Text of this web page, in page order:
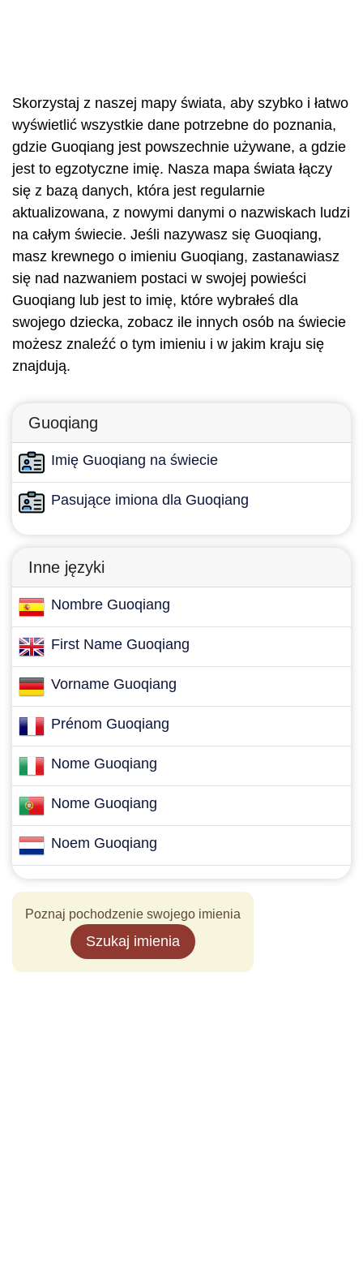
Skorzystaj z naszej mapy świata, aby szybko i łatwo
wyświetlić wszystkie dane potrzebne do poznania,
gdzie Guoqiang jest powszechnie używane, a gdzie
jest to egzotyczne imię. Nasza mapa świata łączy
się z bazą danych, która jest regularnie
aktualizowana, z nowymi danymi o nazwiskach ludzi
na całym świecie. Jeśli nazywasz się Guoqiang,
masz krewnego o imieniu Guoqiang, zastanawiasz
się nad nazwaniem postaci w swojej powieści
Guoqiang lub jest to imię, które wybrałeś dla
swojego dziecka, zobacz ile innych osób na świecie
możesz znaleźć o tym imieniu i w jakim kraju się
znajdują.
Guoqiang
Imię Guoqiang na świecie
Pasujące imiona dla Guoqiang
Inne języki
Nombre Guoqiang
First Name Guoqiang
Vorname Guoqiang
Prénom Guoqiang
Nome Guoqiang
Nome Guoqiang
Noem Guoqiang
Poznaj pochodzenie swojego imienia
Szukaj imienia